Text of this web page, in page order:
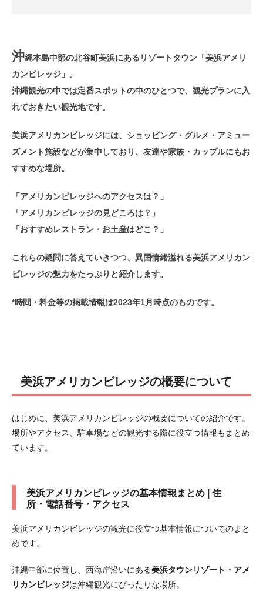
沖縄本島中部の北谷町美浜にあるリゾートタウン「美浜アメリ
カンビレッジ」。
沖縄観光の中では定番スポットの中のひとつで、観光プランに入
れておきたい観光地です。
美浜アメリカンビレッジには、ショッピング・グルメ・アミュー
ズメント施設などが集中しており、友達や家族・カップルにもお
すすめな場所。
「アメリカンビレッジへのアクセスは？」
「アメリカンビレッジの見どころは？」
「おすすめレストラン・お土産はどこ？」
これらの疑問に答えていきつつ、異国情緒溢れる美浜アメリカン
ビレッジの魅力をたっぷりと紹介します。
*時間・料金等の掲載情報は2023年1月時点のものです。
美浜アメリカンビレッジの概要について
はじめに、美浜アメリカンビレッジの概要についての紹介です。
場所やアクセス、駐車場などの観光する際に役立つ情報もまとめ
ています。
美浜アメリカンビレッジの基本情報まとめ | 住
所・電話番号・アクセス
美浜アメリカンビレッジの観光に役立つ基本情報についてのまと
めです。
沖縄中部に位置し、西海岸沿いにある美浜タウンリゾート・アメ
リカンビレッジは沖縄観光にぴったりな場所。